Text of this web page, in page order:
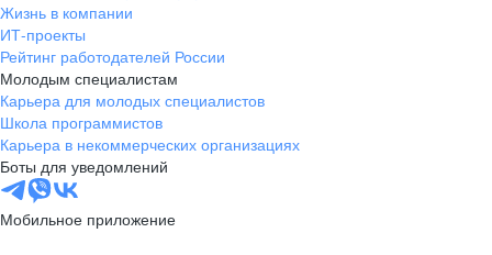
Жизнь в компании
ИТ-проекты
Рейтинг работодателей России
Молодым специалистам
Карьера для молодых специалистов
Школа программистов
Карьера в некоммерческих организациях
Боты для уведомлений
Мобильное приложение